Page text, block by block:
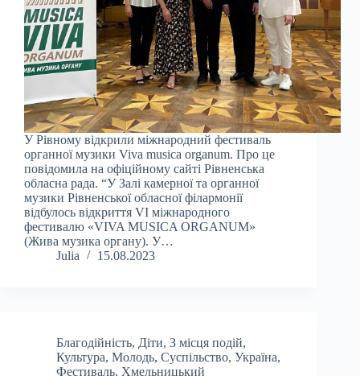
У Рівному відкрили міжнародний фестиваль
органної музики Viva musica organum. Про це
повідомила на офіційному сайті Рівненська
обласна рада. “У Залі камерної та органної
музики Рівненської обласної філармонії
відбулось відкриття VI міжнародного
фестивалю «VIVA MUSICA ORGANUM»
(Жива музика органу). У…
Julia
15.08.2023
Благодійність, Діти, З місця подій,
Культура, Молодь, Суспільство, Україна,
Фестиваль, Хмельницький